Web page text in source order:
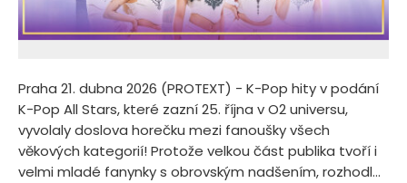
Praha 21. dubna 2026 (PROTEXT) - K-Pop hity v podání
K-Pop All Stars, které zazní 25. října v O2 universu,
vyvolaly doslova horečku mezi fanoušky všech
věkových kategorií! Protože velkou část publika tvoří i
velmi mladé fanynky s obrovským nadšením, rozhodl...